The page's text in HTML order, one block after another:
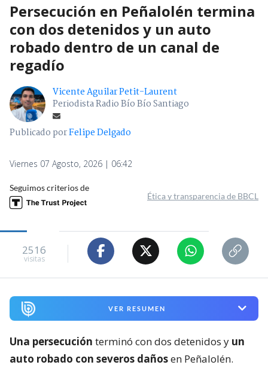
Persecución en Peñalolén termina
con dos detenidos y un auto
robado dentro de un canal de
regadío
Vicente Aguilar Petit-Laurent
Periodista Radio Bío Bío Santiago
Publicado porFelipe Delgado
Viernes 07 Agosto, 2026 | 06:42
Seguimos criterios de
Ética y transparencia de BBCL
2516
visitas
VER RESUMEN
Una persecución terminó con dos detenidos y un
auto robado con severos dañosen Peñalolén.